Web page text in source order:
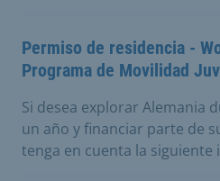
Permiso de residencia -
Programa de Movilidad
Si desea explorar Alemania
un año y financiar parte de
tenga en cuenta la siguiente